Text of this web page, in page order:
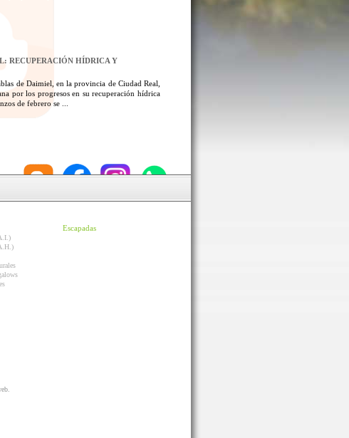
RECUPERACIÓN HÍDRICA Y
de Daimiel, en la provincia de Ciudad Real,
por los progresos en su recuperación hídrica
de febrero se ...
Escapadas